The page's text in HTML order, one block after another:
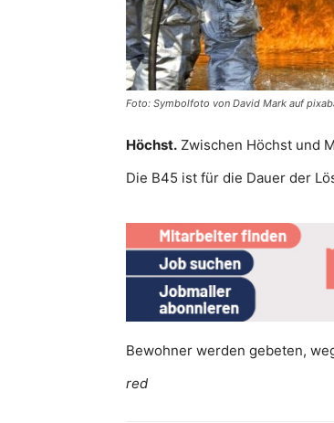
Foto: Symbolfoto von David Mark auf
Höchst. Zwischen Höchst und
Die B45 ist für die Dauer der
Bewohner werden gebeten,
red